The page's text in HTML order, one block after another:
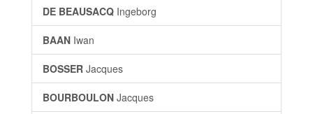
DE BEAUSACQ Ingeborg
BAAN Iwan
BOSSER Jacques
BOURBOULON Jacques